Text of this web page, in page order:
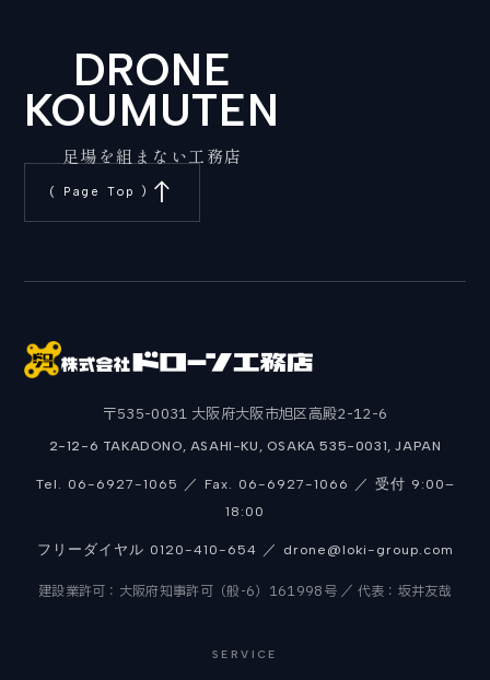
DRONE
KOUMUTEN
足場を組まない工務店
( Page Top ) north
〒535-0031 大阪府大阪市旭区高殿2-12-6
2-12-6 TAKADONO, ASAHI-KU, OSAKA 535-0031, JAPAN
Tel. 06-6927-1065 ／ Fax. 06-6927-1066 ／ 受付 9:00–
18:00
フリーダイヤル 0120-410-654 ／ drone@loki-group.com
建設業許可：大阪府知事許可（般-6）161998号 ／ 代表：坂井友哉
SERVICE